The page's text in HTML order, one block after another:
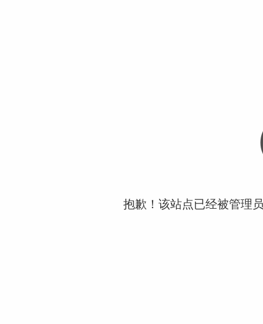
抱歉！该站点已经被管理